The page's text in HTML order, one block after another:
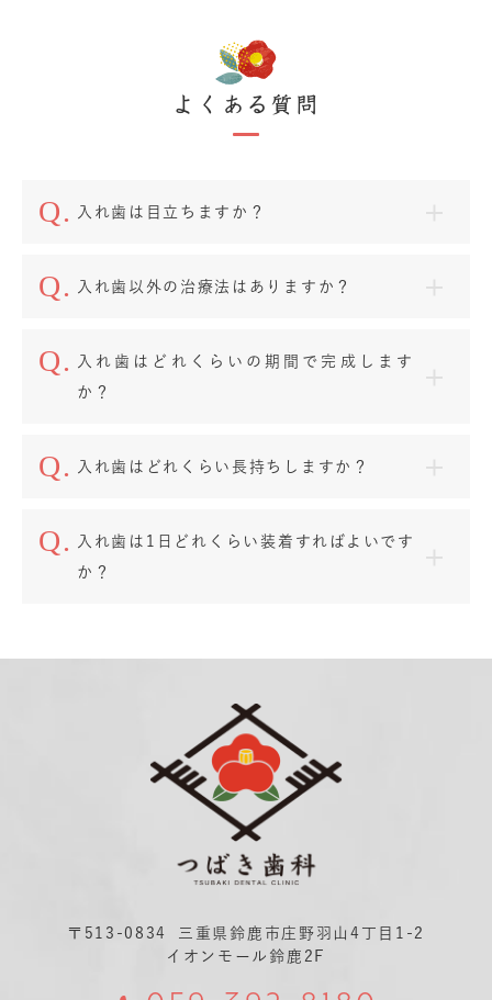
よくある質問
入れ歯は目立ちますか？
入れ歯以外の治療法はありますか？
入れ歯はどれくらいの期間で完成します
か？
入れ歯はどれくらい長持ちしますか？
入れ歯は1日どれくらい装着すればよいです
か？
〒513-0834
三重県鈴鹿市庄野羽山4丁目1-2
イオンモール鈴鹿2F